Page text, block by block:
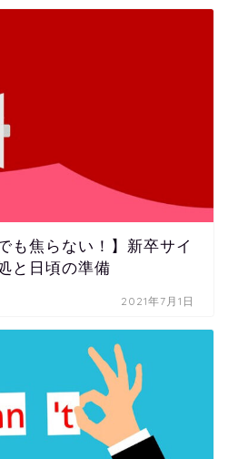
も焦らない！】新卒サイ
と日頃の準備
2021年7月1日